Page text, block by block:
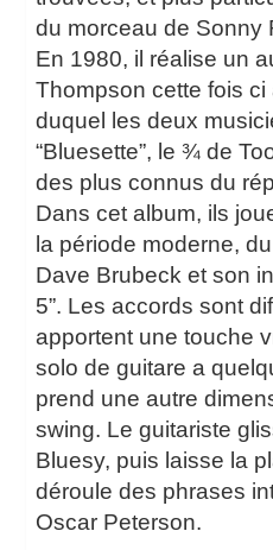
du morceau de Sonny
En 1980, il réalise un
Thompson cette fois
duquel les deux
“Bluesette”, le ¾ de
des plus connus du
Dans cet album, ils
la période moderne,
Dave Brubeck et son
5”. Les accords sont
apportent une touche
solo de guitare a
prend une autre
swing. Le guitariste
Bluesy, puis laisse la
déroule des phrases
Oscar Peterson.